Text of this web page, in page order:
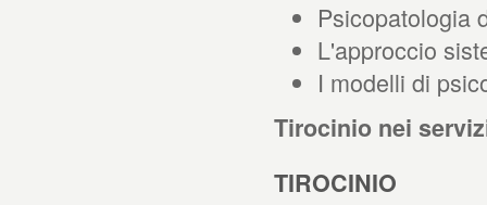
Psicopatologia
L'approccio
I modelli di
Tirocinio nei
TIROCINIO